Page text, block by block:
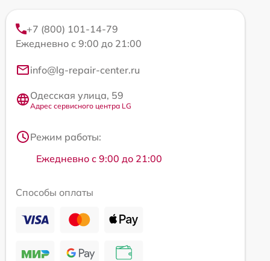
+7 (800) 101-14-79
Ежедневно с 9:00 до 21:00
info@lg-repair-center.ru
Одесская улица, 59
Адрес сервисного центра LG
Режим работы:
Ежедневно с 9:00 до 21:00
Способы оплаты